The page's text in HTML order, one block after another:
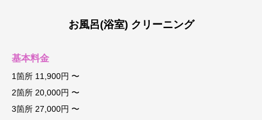
お風呂(浴室) クリーニング
基本料金
1箇所 11,900円 〜
2箇所 20,000円 〜
3箇所 27,000円 〜